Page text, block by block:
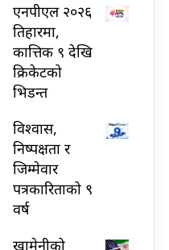
एनपीएल २०२६
तिहारमा,
कात्तिक ९ देखि
क्रिकेटको
भिडन्त
विश्वास,
निष्पक्षता र
जिम्मेवार
पत्रकारिताको ९
वर्ष
खामेनीको